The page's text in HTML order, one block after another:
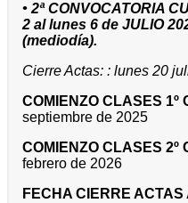
• 2ª CONVOCATORIA
2 al lunes 6 de JULIO
(mediodía).
Cierre Actas: : lunes 20
COMIENZO CLASES 1º
septiembre de 2025
COMIENZO CLASES 2º
febrero de 2026
FECHA CIERRE